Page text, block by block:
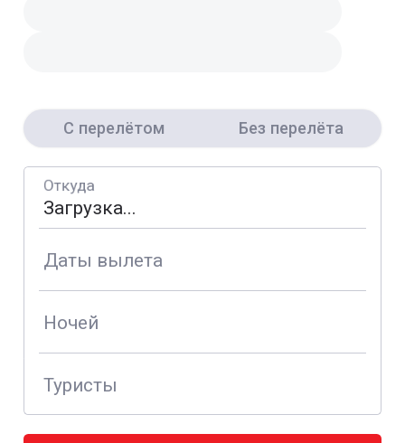
С перелётом Без перелёта
Откуда
Даты вылета
Ночей
Туристы